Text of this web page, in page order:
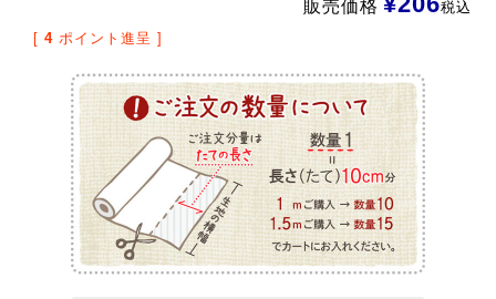
販売価格
税込
[ 4 ポイント進呈 ]